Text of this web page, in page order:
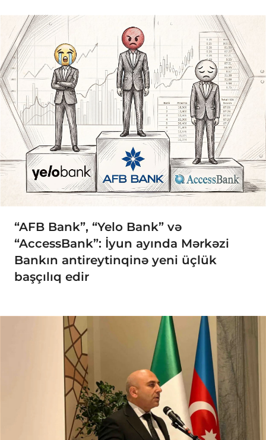
“AFB Bank”, “Yelo Bank” və
“AccessBank”: İyun ayında Mərkəzi
Bankın antireytinqinə yeni üçlük
başçılıq edir